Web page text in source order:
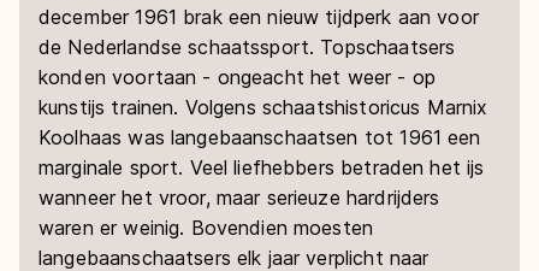
december 1961 brak een nieuw tijdperk aan voor
de Nederlandse schaatssport. Topschaatsers
konden voortaan - ongeacht het weer - op
kunstijs trainen. Volgens schaatshistoricus Marnix
Koolhaas was langebaanschaatsen tot 1961 een
marginale sport. Veel liefhebbers betraden het ijs
wanneer het vroor, maar serieuze hardrijders
waren er weinig. Bovendien moesten
langebaanschaatsers elk jaar verplicht naar